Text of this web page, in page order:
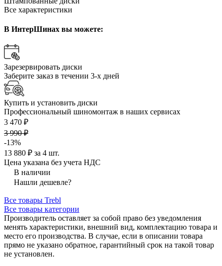
Все характеристики
В ИнтерШинах вы можете:
Зарезервировать диски
Заберите заказ в течении 3-х дней
Купить и установить диски
Профессиональный шиномонтаж в наших сервисах
3 470 ₽
3 990 ₽
-13%
13 880 ₽ за 4 шт.
Цена указана без учета НДС
В наличии
Нашли дешевле?
Все товары Trebl
Все товары категории
Производитель оставляет за собой право без уведомления
менять характеристики, внешний вид, комплектацию товара и
место его производства. В случае, если в описании товара
прямо не указано обратное, гарантийный срок на такой товар
не установлен.